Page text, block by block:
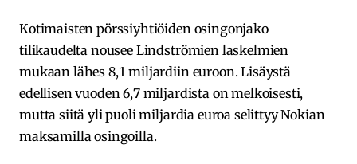
Kotimaisten pörssiyhtiöiden osingonjako
tilikaudelta nousee Lindströmien laskelmien
mukaan lähes 8,1 miljardiin euroon. Lisäystä
edellisen vuoden 6,7 miljardista on melkoisesti,
mutta siitä yli puoli miljardia euroa selittyy Nokian
maksamilla osingoilla.